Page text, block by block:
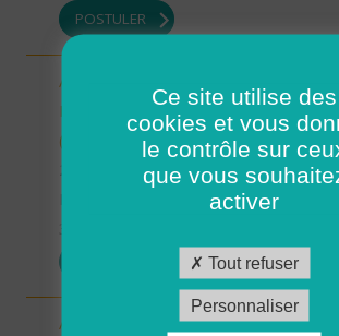
POSTULER
Auxiliaire de vie/ aide à domicile -
Lanildut, Porspoder, Landunvez - CDI
(H/F)
29 - Finistère
Possibilité de CDI ou CDD
Aide à domicile - CDD ou CDI - St
Ce site utilise des
cookies et vous
le contrôle sur
que vous
activer
Tout refuser
Personnaliser